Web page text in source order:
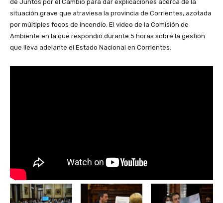
de Juntos por el Cambio para dar explicaciones acerca de la
situación grave que atraviesa la provincia de Corrientes, azotada
por múltiples focos de incendio. El video de la Comisión de
Ambiente en la que respondió durante 5 horas sobre la gestión
que lleva adelante el Estado Nacional en Corrientes.